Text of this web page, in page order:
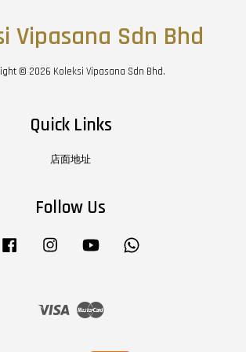
Vipasana Sdn Bhd
© 2026 Koleksi Vipasana Sdn Bhd.
Quick Links
店面地址
Follow Us
Facebook Instagram YouTube
Visa Master